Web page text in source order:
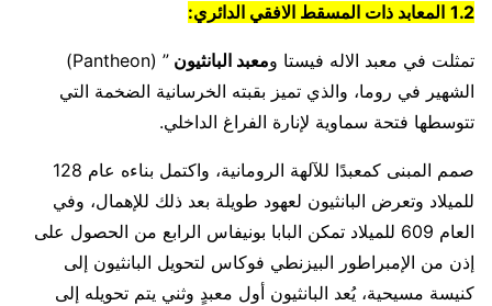
1.2 المعابد ذات المسقط الافقي الدائري:
تمثلت في معبد الاله فيستا ومعبد البانثيون
” (Pantheon)
الشهير في روما، والذي تميز بقبته الخرسانية الضخمة التي
تتوسطها فتحة سماوية لإنارة الفراغ الداخلي.
صمم المبنى كمعبدًا للآلهة الرومانية، واكتمل بناءه عام 128
للميلاد وتعرض البانثيون لعهود طويلة بعد ذلك للإهمال، وفي
العام 609 للميلاد تمكن البابا بونيفاس الرابع من الحصول على
إذن من الإمبراطور البيزنطي فوكاس لتحويل البانثيون إلى
كنيسة مسيحية، يُعد البانثيون أول معبدٍ وثني يتم تحويله إلى